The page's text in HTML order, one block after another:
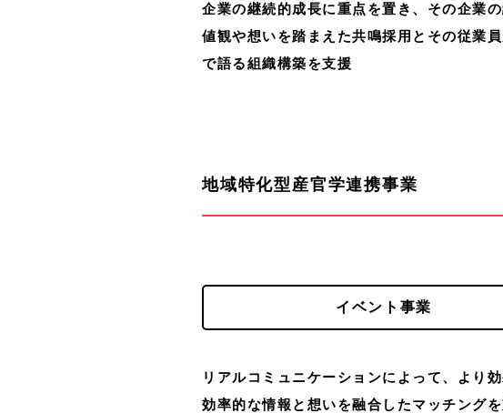
企業の継続的成長に重点を置き、その企業
値観や想いを踏まえた共鳴採用とその従業
で語る組織構築を支援
地域特化型産官学連携事業
イベント事業
リアルコミュニケーションによって、より
効率的な情報と想いを融合したマッチング